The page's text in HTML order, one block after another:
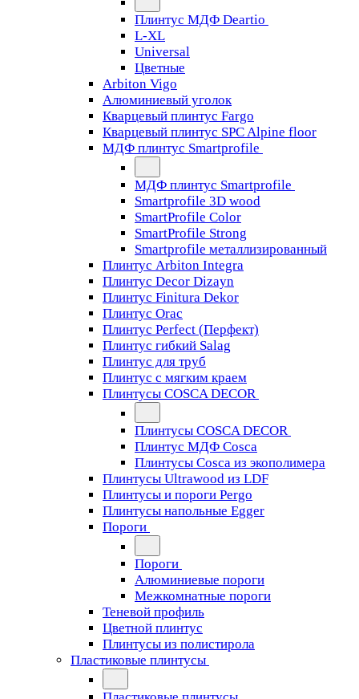
Плинтус МДФ Deartio
L-XL
Universal
Цветные
Arbiton Vigo
Алюминиевый уголок
Кварцевый плинтус Fargo
Кварцевый плинтус SPC Alpine floor
МДФ плинтус Smartprofile
МДФ плинтус Smartprofile
Smartprofile 3D wood
SmartProfile Color
SmartProfile Strong
Smartprofile металлизированный
Плинтус Arbiton Integra
Плинтус Decor Dizayn
Плинтус Finitura Dekor
Плинтус Orac
Плинтус Perfect (Перфект)
Плинтус гибкий Salag
Плинтус для труб
Плинтус с мягким краем
Плинтусы COSCA DECOR
Плинтусы COSCA DECOR
Плинтус МДФ Cosca
Плинтусы Cosca из экополимера
Плинтусы Ultrawood из LDF
Плинтусы и пороги Pergo
Плинтусы напольные Egger
Пороги
Пороги
Алюминиевые пороги
Межкомнатные пороги
Теневой профиль
Цветной плинтус
Плинтусы из полистирола
Пластиковые плинтусы